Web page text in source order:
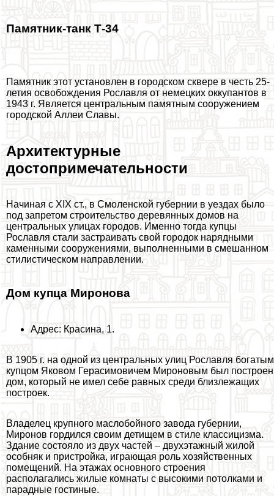
Памятник-танк Т-34
Памятник этот установлен в городском сквере в честь 25-
летия освобождения Рославля от немецких оккупантов в
1943 г. Является центральным памятным сооружением
городской Аллеи Славы.
Архитектурные
достопримечательности
Начиная с XIX ст., в Смоленской губернии в уездах было
под запретом строительство деревянных домов на
центральных улицах городов. Именно тогда купцы
Рославля стали застраивать свой городок нарядными
каменными сооружениями, выполненными в смешанном
стилистическом направлении.
Дом купца Миронова
Адрес: Красина, 1.
В 1905 г. на одной из центральных улиц Рославля богатым
купцом Яковом Герасимовичем Мироновым был построен
дом, который не имел себе равных среди близлежащих
построек.
Владелец крупного маслобойного завода губернии,
Миронов гордился своим детищем в стиле классицизма.
Здание состояло из двух частей – двухэтажный жилой
особняк и пристройка, играющая роль хозяйственных
помещений. На этажах основного строения
располагались жилые комнаты с высокими потолками и
парадные гостиные.